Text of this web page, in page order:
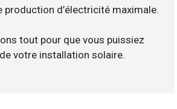
production d’électricité maximale.
tout pour que vous puissiez
votre installation solaire.